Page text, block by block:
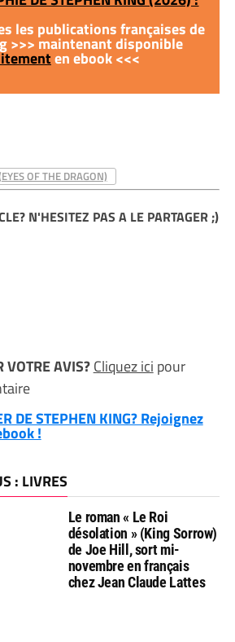
les publications françaises de
>>> maintenant disponible
en ebook <<<
OF THE DRAGON)
N'HESITEZ PAS A LE PARTAGER ;)
VOTRE AVIS?Cliquez ici pour
DE STEPHEN KING? Rejoignez
!
: LIVRES
Le roman « Le Roi
désolation » (King Sorrow)
de Joe Hill, sort mi-
novembre en français
chez Jean Claude Lattes